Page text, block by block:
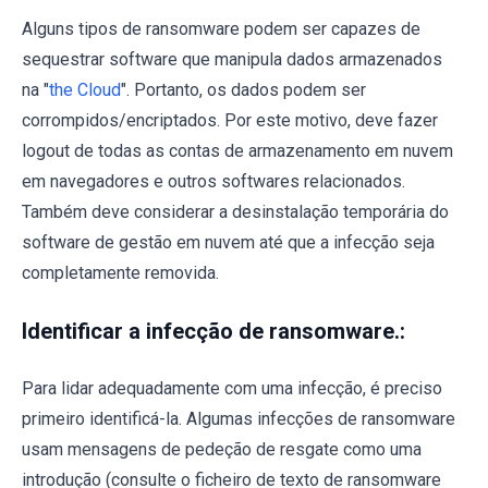
Alguns tipos de ransomware podem ser capazes de
sequestrar software que manipula dados armazenados
na "the Cloud". Portanto, os dados podem ser
corrompidos/encriptados. Por este motivo, deve fazer
logout de todas as contas de armazenamento em nuvem
em navegadores e outros softwares relacionados.
Também deve considerar a desinstalação temporária do
software de gestão em nuvem até que a infecção seja
completamente removida.
Identificar a infecção de ransomware.:
Para lidar adequadamente com uma infecção, é preciso
primeiro identificá-la. Algumas infecções de ransomware
usam mensagens de pedeção de resgate como uma
introdução (consulte o ficheiro de texto de ransomware